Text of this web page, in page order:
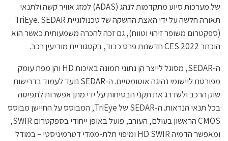
של מערכות סיוע מתקדמות לנהג (ADAS) למזג אוויר קשה ולתנאי
תאורה חלשה על ידי האצת ההשקה של טכנולוגיית TriEye. SEDAR
(ספקטרום משופר זיהוי וטווח), גם זכה להכרה משמעותית כאשר הוא
הוכתר CES 2022 חדשנות פרס כבוד, בקטגוריית מודיעין רכב.
ה-SEDAR, מסוגל לייצר הן נתוני תמונה באיכות HD והן מפת עומק
מפורטת ליישומי נהיגה אוטומטיים. ה-SEDAR נועד לעמוד בדרישות
שוק הרכב ולשדרג את תקני הבטיחות על ידי מתן אפשרות לתפיסה
בכל תנאי הנראות. ה-SEDAR של TriEye, המבוסס על החיישן מבוסס
CMOS הראשון בעולם, העורב, פועל באופן ייחודי בספקטרום SWIR,
ומאפשר הדמיה HD SWIR ומיפוי תלת-ממדי דטרמיניסטי – במודל